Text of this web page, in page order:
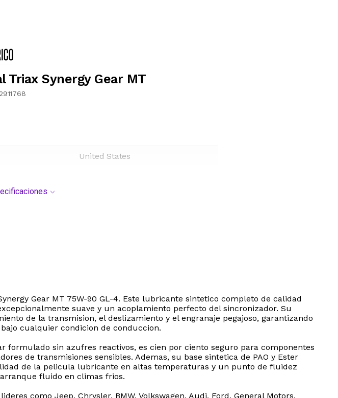
Triax Synergy Gear MT
United States
Gear MT 75W-90 GL-4. Este lubricante sintetico completo de calidad
suave y un acoplamiento perfecto del sincronizador. Su
de la transmision, el deslizamiento y el engranaje pegajoso, garantizando
cualquier condicion de conduccion.
formulado sin azufres reactivos, es cien por ciento seguro para componentes
de transmisiones sensibles. Ademas, su base sintetica de PAO y Ester
de la pelicula lubricante en altas temperaturas y un punto de fluidez
fluido en climas frios.
como Jeep, Chrysler, BMW, Volkswagen, Audi, Ford, General Motors,